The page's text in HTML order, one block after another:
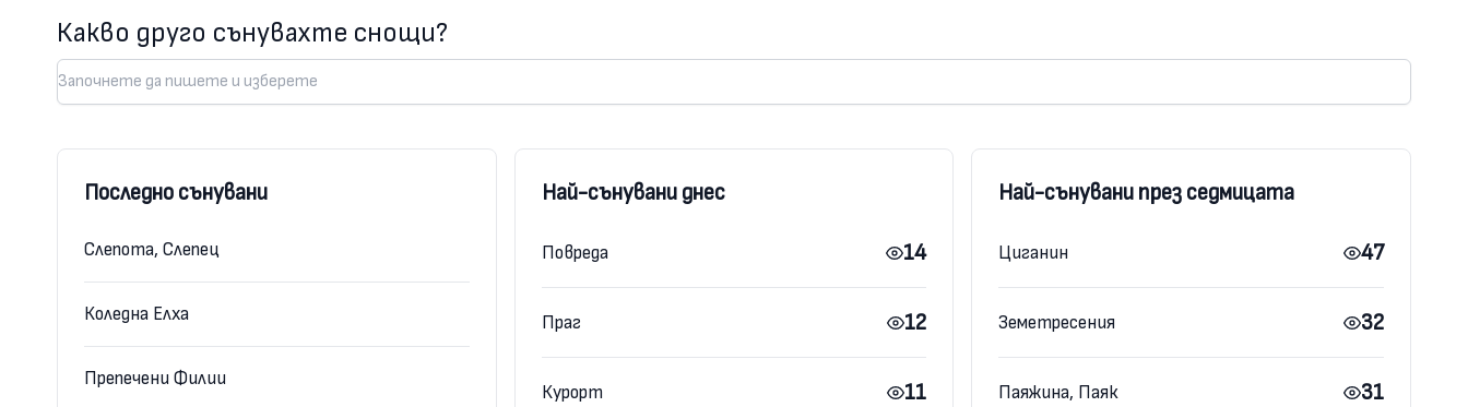
Какво друго сънувахте снощи?
Последно сънувани
Слепота, Слепец
Коледна Елха
Препечени Филии
Най-сънувани днес
Повреда 14
Праг 12
Курорт 11
Най-сънувани през седмицата
Циганин 47
Земетресения 32
Паяжина, Паяк 31